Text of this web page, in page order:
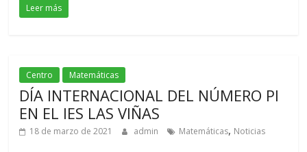
Leer más
Centro Matemáticas
DÍA INTERNACIONAL DEL NÚMERO PI
EN EL IES LAS VIÑAS
18 de marzo de 2021 admin Matemáticas, Noticias